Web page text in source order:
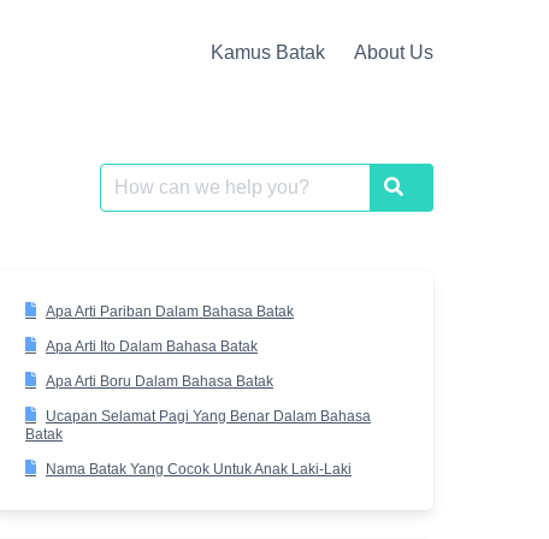
Kamus Batak About Us
Search
for:
Search
Apa Arti Pariban Dalam Bahasa Batak
Apa Arti Ito Dalam Bahasa Batak
Apa Arti Boru Dalam Bahasa Batak
Ucapan Selamat Pagi Yang Benar Dalam Bahasa
Batak
Nama Batak Yang Cocok Untuk Anak Laki-Laki